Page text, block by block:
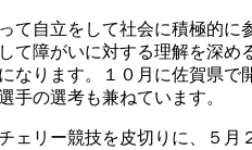
て自立をして社会に積極的に
て障がいに対する理解を深め
なります。１０月に佐賀県で
手の選考も兼ねています。
ェリー競技を皮切りに、５月